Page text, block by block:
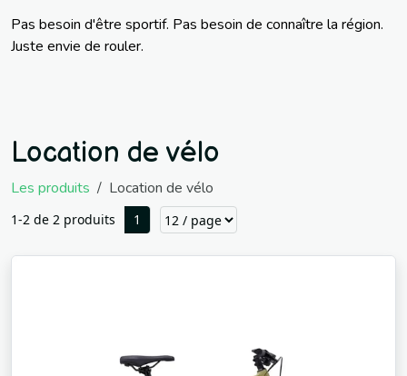
Pas besoin d'être sportif. Pas besoin de connaître la région.
Juste envie de rouler.
Location de vélo
Les produits Location de vélo
1-2 de 2 produits 1